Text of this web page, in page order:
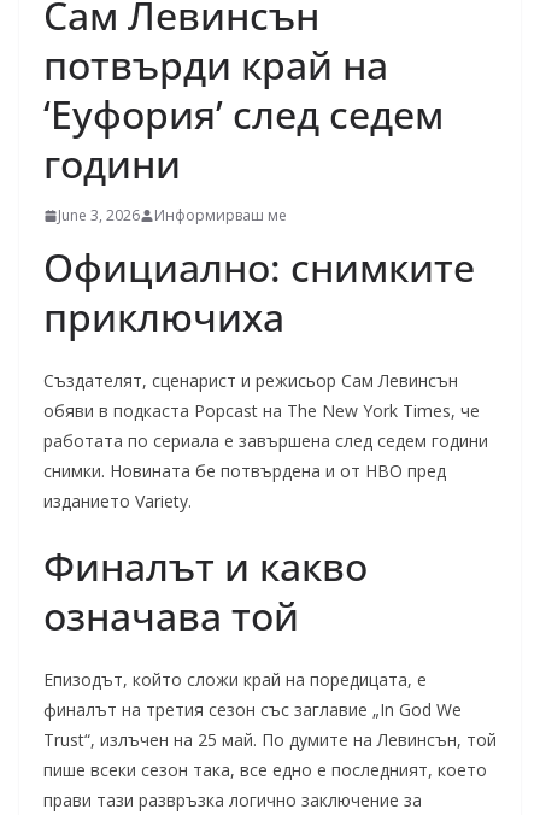
Сам Левинсън
потвърди край на
‘Еуфория’ след седем
години
June 3, 2026 Информирваш ме
Официално: снимките
приключиха
Създателят, сценарист и режисьор Сам Левинсън
обяви в подкаста Popcast на The New York Times, че
работата по сериала е завършена след седем години
снимки. Новината бе потвърдена и от HBO пред
изданието Variety.
Финалът и какво
означава той
Епизодът, който сложи край на поредицата, е
финалът на третия сезон със заглавие „In God We
Trust“, излъчен на 25 май. По думите на Левинсън, той
пише всеки сезон така, все едно е последният, което
прави тази развръзка логично заключение за